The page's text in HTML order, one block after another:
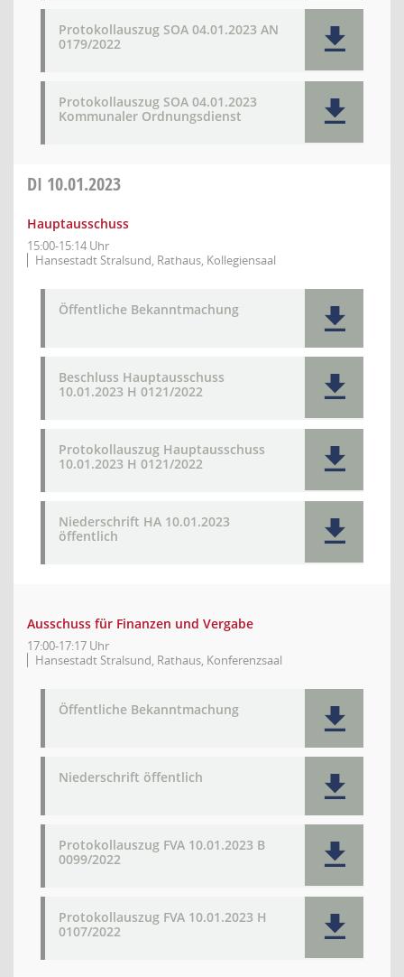
Protokollauszug SOA 04.01.2023 AN
0179/2022
Protokollauszug SOA 04.01.2023
Kommunaler Ordnungsdienst
DI 10.01.2023
Hauptausschuss
15:00-15:14 Uhr
Hansestadt Stralsund, Rathaus, Kollegiensaal
Öffentliche Bekanntmachung
Beschluss Hauptausschuss
10.01.2023 H 0121/2022
Protokollauszug Hauptausschuss
10.01.2023 H 0121/2022
Niederschrift HA 10.01.2023
öffentlich
Ausschuss für Finanzen und Vergabe
17:00-17:17 Uhr
Hansestadt Stralsund, Rathaus, Konferenzsaal
Öffentliche Bekanntmachung
Niederschrift öffentlich
Protokollauszug FVA 10.01.2023 B
0099/2022
Protokollauszug FVA 10.01.2023 H
0107/2022